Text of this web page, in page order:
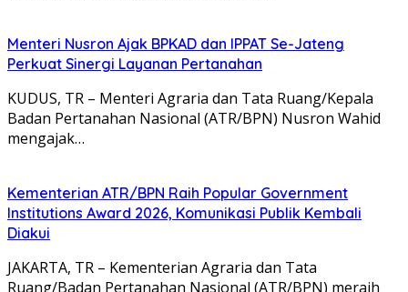
Menteri Nusron Ajak BPKAD dan IPPAT Se-Jateng
Perkuat Sinergi Layanan Pertanahan
KUDUS, TR – Menteri Agraria dan Tata Ruang/Kepala
Badan Pertanahan Nasional (ATR/BPN) Nusron Wahid
mengajak…
Kementerian ATR/BPN Raih Popular Government
Institutions Award 2026, Komunikasi Publik Kembali
Diakui
JAKARTA, TR – Kementerian Agraria dan Tata
Ruang/Badan Pertanahan Nasional (ATR/BPN) meraih